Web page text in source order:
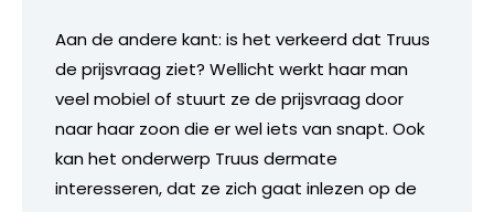
Aan de andere kant: is het verkeerd dat Truus
de prijsvraag ziet? Wellicht werkt haar man
veel mobiel of stuurt ze de prijsvraag door
naar haar zoon die er wel iets van snapt. Ook
kan het onderwerp Truus dermate
interesseren, dat ze zich gaat inlezen op de